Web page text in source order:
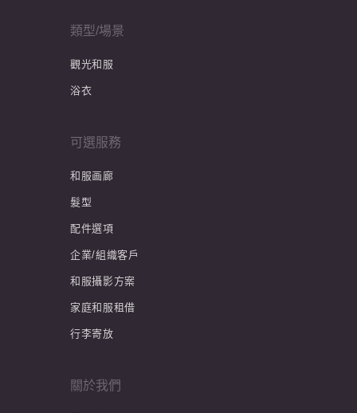
類型/場景
觀光和服
浴衣
可選服務
和服画廊
髮型
配件選項
企業/組織客戶
和服攝影方案
家庭和服租借
行李寄放
關於我們